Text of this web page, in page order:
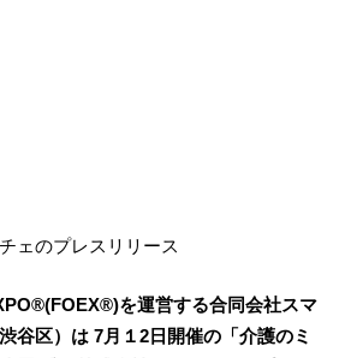
ェのプレスリリース
を運営する合同会社スマ
谷区）は 7月１2日開催の「介護のミ